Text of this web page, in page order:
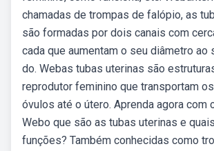
chamadas de trompas de falópio, as
são formadas por dois canais com
cada que aumentam o seu diâmetro ao
do. Webas tubas uterinas são
reprodutor feminino que transportam
óvulos até o útero. Aprenda agora com
Webo que são as tubas uterinas e
funções? Também conhecidas como